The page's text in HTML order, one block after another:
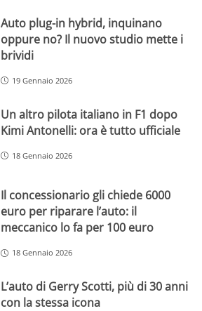
Auto plug-in hybrid, inquinano
oppure no? Il nuovo studio mette i
brividi
19 Gennaio 2026
Un altro pilota italiano in F1 dopo
Kimi Antonelli: ora è tutto ufficiale
18 Gennaio 2026
Il concessionario gli chiede 6000
euro per riparare l’auto: il
meccanico lo fa per 100 euro
18 Gennaio 2026
L’auto di Gerry Scotti, più di 30 anni
con la stessa icona